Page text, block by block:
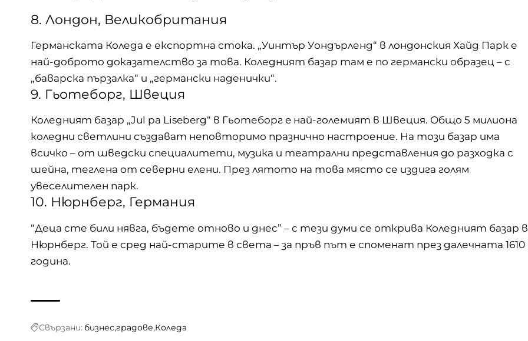
8. Лондон, Великобритания
Германската Коледа е експортна стока. „Уинтър Уондърленд“ в лондонския Хайд Парк е
най-доброто доказателство за това. Коледният базар там е по германски образец – с
„баварска пързалка“ и „германски наденички“.
9. Гьотеборг, Швеция
Коледният базар „Jul pa Liseberg“ в Гьотеборг e най-големият в Швеция. Общо 5 милиона
коледни светлини създават неповторимо празнично настроение. На този базар има
всичко – от шведски специалитети, музика и театрални представления до разходка с
шейна, теглена от северни елени. През лятото на това място се издига голям
увеселителен парк.
10. Нюрнберг, Германия
“Деца сте били нявга, бъдете отново и днес” – с тези думи се открива Коледният базар в
Нюрнберг. Той е сред най-старите в света – за пръв път е споменат през далечната 1610
година.
Свързани: бизнесградове Коледа